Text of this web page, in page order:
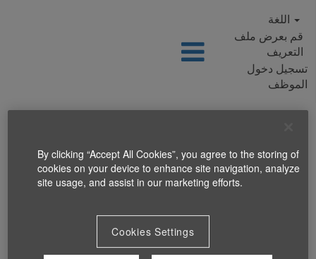
قم بعرض ملف
التعريف
تسجيل دخول
الموظف
By clicking “Accept All Cookies”, you agree to the storing of
cookies on your device to enhance site navigation, analyze
site usage, and assist in our marketing efforts.
Cookies Settings